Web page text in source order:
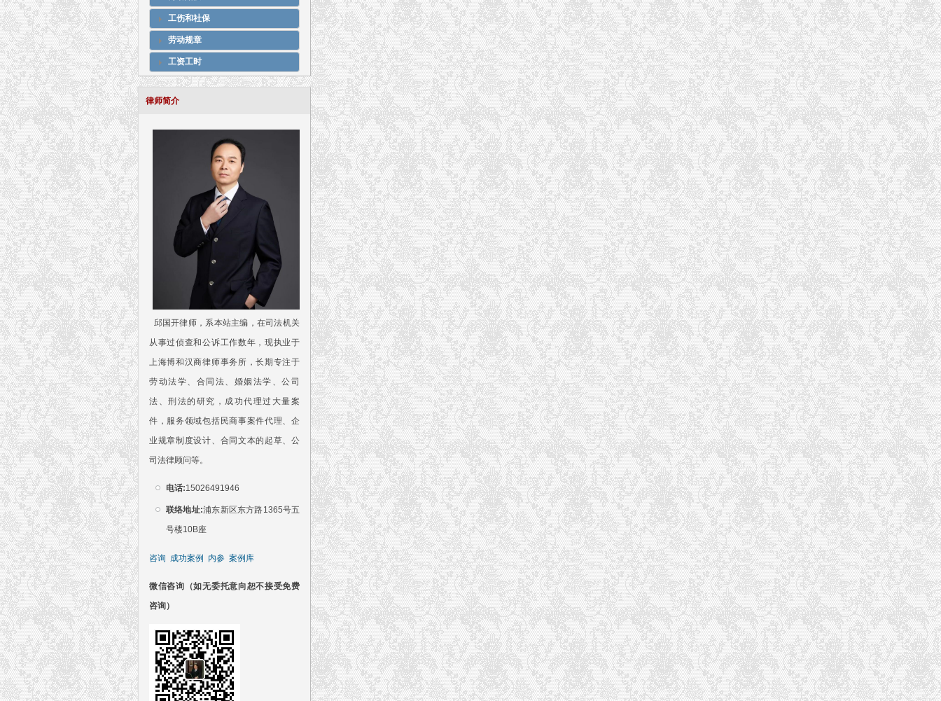
工伤和社保
劳动规章
工资工时
律师简介
邱国开律师，系本站主编，在司法机关
从事过侦查和公诉工作数年，现执业于
上海博和汉商律师事务所，长期专注于
劳动法学、合同法、婚姻法学、公司
法、刑法的研究，成功代理过大量案
件，服务领域包括民商事案件代理、企
业规章制度设计、合同文本的起草、公
司法律顾问等。
电话:15026491946
联络地址:浦东新区东方路1365号五
号楼10B座
咨询 成功案例 内参 案例库
微信咨询（如无委托意向恕不接受免费
咨询）